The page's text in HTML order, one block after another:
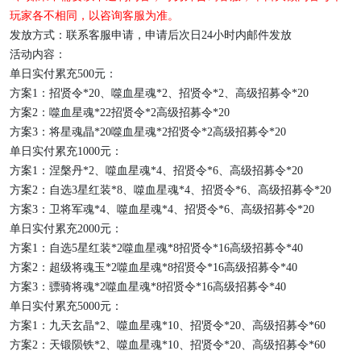
玩家各不相同，以咨询客服为准。
发放方式： 联系客服申请 ，申请后次日 24小时内邮件发放
活动内容 ：
单日 实付累充500元：
方案1：招贤令*20、噬血星魂*2、招贤令*2、高级招募令*20
方案2：噬血星魂*22招贤令*2高级招募令*20
方案3：将星魂晶*20噬血星魂*2招贤令*2高级招募令*20
单日 实付累充1000元：
方案1：涅槃丹*2、噬血星魂*4、招贤令*6、高级招募令*20
方案2：自选3星红装*8、噬血星魂*4、招贤令*6、高级招募令*20
方案3：卫将军魂*4、噬血星魂*4、招贤令*6、高级招募令*20
单日 实付累充2000元：
方案1：自选5星红装*2噬血星魂*8招贤令*16高级招募令*40
方案2：超级将魂玉*2噬血星魂*8招贤令*16高级招募令*40
方案3：骠骑将魂*2噬血星魂*8招贤令*16高级招募令*40
单日 实付累充5000元：
方案1：九天玄晶*2、噬血星魂*10、招贤令*20、高级招募令*60
方案2：天锻陨铁*2、噬血星魂*10、招贤令*20、高级招募令*60